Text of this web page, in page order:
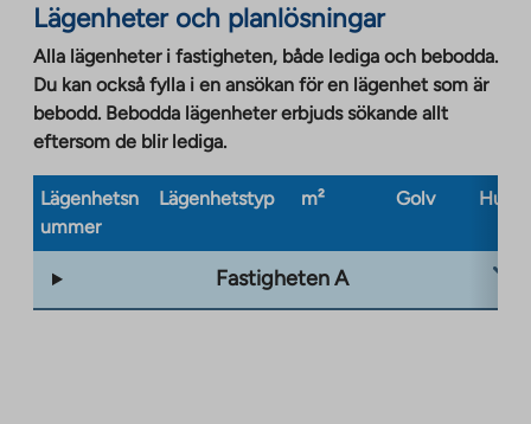
Lägenheter och planlösningar
Alla lägenheter i fastigheten, både lediga och bebodda.
Du kan också fylla i en ansökan för en lägenhet som är
bebodd. Bebodda lägenheter erbjuds sökande allt
eftersom de blir lediga.
Lägenhetsn
ummer
Lägenhetstyp m² Golv
Fastigheten A